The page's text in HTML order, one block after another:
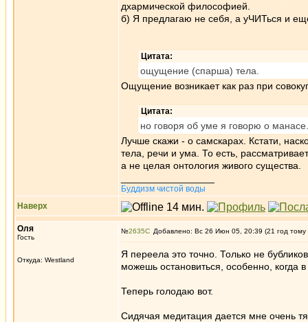
дхармической философией.
б) Я предлагаю не себя, а уЧИТься и
Цитата:
ощущение (спарша) тела.
Ощущение возникает как раз при
Цитата:
но говоря об уме я говорю о манасе.
Лучше скажи - о самскарах. Кстати,
тела, речи и ума. То есть,
а не целая онтология живого существа.
Буддизм чистой воды
Наверх
Оля
Гость
Откуда: Westland
№2635 Добавлено: Вс 26 Июн 05, 20:39 (21 год тому
Я переела это точно. Только не
можешь остановиться, особенно, когда
Теперь голодаю вот.
Сидячая медитация дается мне очень